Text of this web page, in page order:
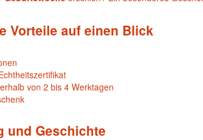
Vorteile auf einen Blick
von 2 bis 4 Werktagen
und Geschichte